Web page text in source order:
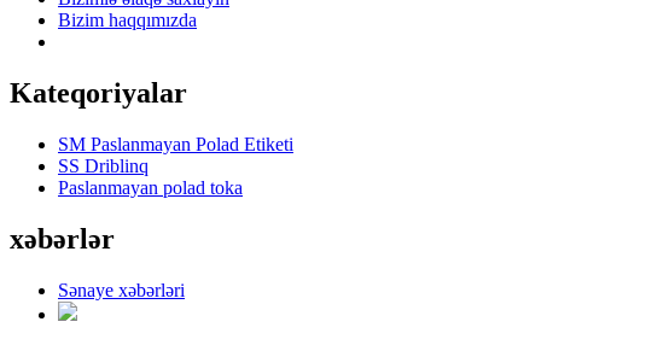
Bizim haqqımızda
Kateqoriyalar
SM Paslanmayan Polad Etiketi
SS Driblinq
Paslanmayan polad toka
xəbərlər
Sənaye xəbərləri